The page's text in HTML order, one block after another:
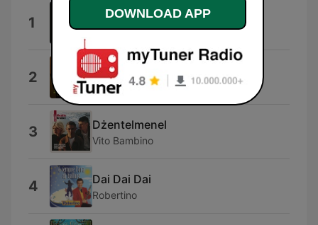
1 Lato
Kuba Blokesz
2 Nie Ma Miejsca jak Dom
PIH
3 Dżentelmenel
Vito Bambino
4 Dai Dai Dai
Robertino
DOWNLOAD APP